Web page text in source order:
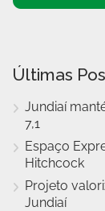
Últimas
Jundiaí
7,1
Espaço
Hitchcock
Projeto
Jundiaí